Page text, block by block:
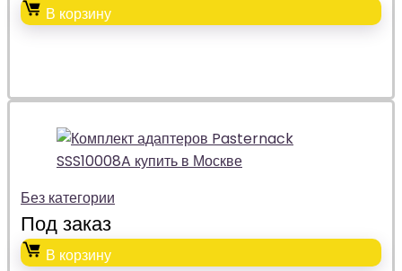
В корзину
Без категории
Под заказ
В корзину